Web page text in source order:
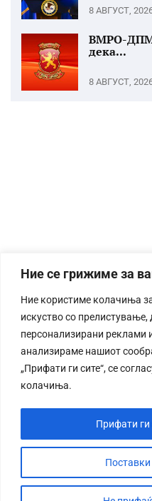
Ние се грижиме за
Ние користиме колачиња
искуство со
персонализирани реклами
анализираме нашиот
„Прифати ги сите“, се
колачиња.
Прифати
8 АВГУСТ,
ВМРО-
дека...
8 АВГУСТ,